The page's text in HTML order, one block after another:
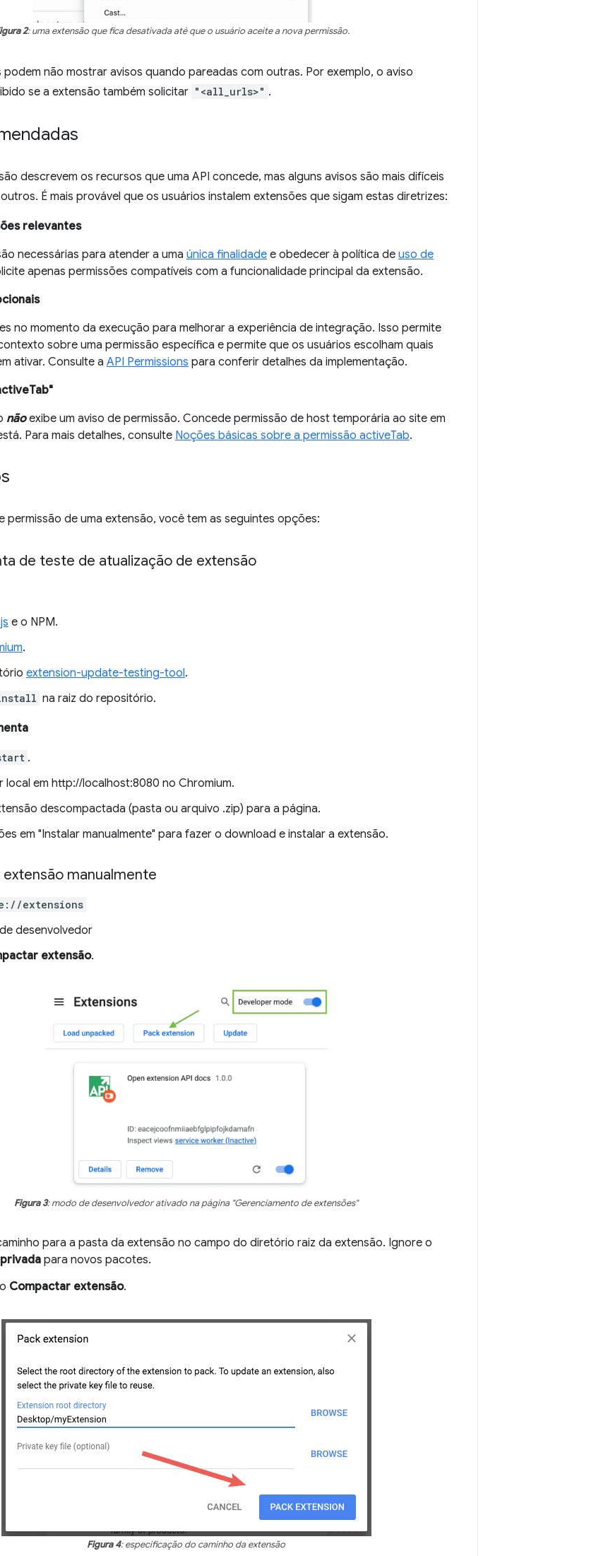
2: uma extensão que fica desativada até que o usuário aceite a nova permissão.
podem não mostrar avisos quando pareadas com outras. Por exemplo, o aviso
se a extensão também solicitar "<all_urls>" .
descrevem os recursos que uma API concede, mas alguns avisos são mais difíceis
É mais provável que os usuários instalem extensões que sigam estas diretrizes:
relevantes
necessárias para atender a uma única finalidade e obedecer à política de uso de
apenas permissões compatíveis com a funcionalidade principal da extensão.
no momento da execução para melhorar a experiência de integração. Isso permite
sobre uma permissão específica e permite que os usuários escolham quais
ativar. Consulte a API Permissions para conferir detalhes da implementação.
nãoexibe um aviso de permissão. Concede permissão de host temporária ao site em
Para mais detalhes, consulte Noções básicas sobre a permissão activeTab.
permissão de uma extensão, você tem as seguintes opções:
de teste de atualização de extensão
e o NPM.
.
extension-update-testing-tool.
na raiz do repositório.
.
local em http://localhost:8080 no Chromium.
descompactada (pasta ou arquivo .zip) para a página.
em "Instalar manualmente" para fazer o download e instalar a extensão.
manualmente
extensions
desenvolvedor
extensão.
Figura 3: modo de desenvolvedor ativado na página "Gerenciamento de extensões"
para a pasta da extensão no campo do diretório raiz da extensão. Ignore o
para novos pacotes.
Compactar extensão.
Figura 4: especificação do caminho da extensão